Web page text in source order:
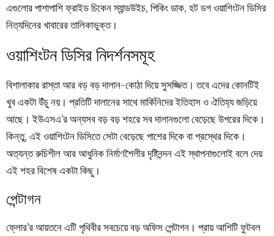
এগুলোর পাশাপাশি ফ্রাইড চিকেন স্যান্ডউইচ, পিকিং ডাক, হট ডগ ওয়াশিংটন ডিসির
নিত্যদিনের খাবারের তালিকাভুক্ত।
ওয়াশিংটন ডিসির নিদর্শনসমূহ
বিশালাকার রাস্তা আর বড় বড় দালান-কোঠা দিয়ে সুসজ্জিত। তবে এদের কোনটিই
খুব একটা উঁচু নয়। প্রতিটি দালানের সাথে মার্কিনিদের ইতিহাস ও ঐতিহ্য জড়িয়ে
আছে। ইউএসএ’র অন্যসব বড় বড় শহরে সব দালানগুলো বেড়েছে উপরের দিকে।
কিন্তু, এই ওয়াশিংটন ডিসিতে সেটা বেড়েছে পাশের দিকে বা প্রস্থের দিকে।
অত্যন্ত রুচিশীল আর আধুনিক নির্মাণশৈলীর দৃষ্টিনন্দন এই স্থাপনাগুলোই বলে দেয়
এই শহর বিশেষ একটা কিছু।
পেন্টাগন
ফ্লোর’র আয়তনে এটি পৃথিবীর সবচেয়ে বড় অফিস পেন্টাগন। প্রায় আশিটি ফুটবল